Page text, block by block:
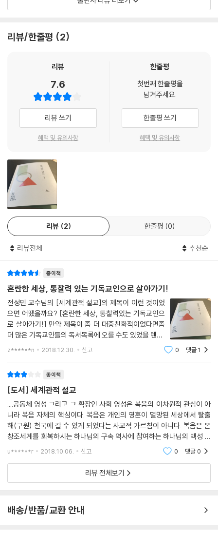
서 번 돈을 다른 사람에게 주어야 한다는 말은 흔쾌히 수긍하기가 어려울
는 것이 우리 시대의 세계관입니다. 그런데 바울은 사람들이 일해서 얻은
않게 균등해야 한다는 만나 경제의 원리를 따라야 한다고 말하고 있습니
웨슬리는 돈지갑이 회개해야 참된 회개라고 말했습니다. 세계관의 변화는
삶의 변화를 가져옵니다. 누군가의 필요는 나의 소유보다 우선합니다. 그
렇기에 내가 땀 흘려 번 돈을 다른 사람의 필요를 채우는 데 사용하는 것,
그것이 예수를 알고 우리의 세계관이 변했다는 가장 뚜렷한 증거일 것입니
우리는 “소박한 밥상”에 대해 진지하게 생각할 필요가 있습니다. 헬렌 니
어링은 『소박한 밥상』에서, 불로 익혀 먹는 화식이 아니라 생식을, 생명을
죽여 만드는 육식이 아니라 채식을, 복잡한 가공 음식이 아니라 신선한 음
식을 먹자고 제안합니다. 이 제안 모두가 무조건 “기독교적”이라고 말하기
는 어렵겠지만, 창조세계를 존중하고 음식이 부족해 어려움당하는 이웃을
생각한다면, 소박한 밥상은 진지하게 고민해 볼 주제입니다. 우리의 밥상
이 떡 다섯 개 물고기 두 마리로도 오천 명을 배불리 먹게 했던 한 어린아이
방의 식탁보다 너무 화려하고 기름지지 않은지 돌아보아야 할 것입니다.
주님이 가르쳐 주신 기도는 “우리”가 함께 일용할 양식을 누리는 것을 구
하고 있기 때문입니다.
_12. 음식: 삶과 몸에 체화된 세계관
삶의 공간과 삶의 방식으로서의 세상을 구별하는 것은 세상과 관련된 그리
스도인의 정체성, 즉 “세상에 있으나 세상에 속하지 않는다”는 말을 이해
하는 데 도움이 된다. 이 말은 성도는 삶의 공간으로서 세상 안에서 살아가
oat)와 물의 관계를 통해 비유적으로 설명할 수 있다. 배다운 배가 되기 위
해서는 물 위에 있어야 한다. 하지만 동시에 그 배 안에는 물이 없어야 한
다. 이것이 배와 물의 가장 바람직한 관계다. 성도의 삶은 세상에서 펼쳐져
야 한다. 그러나 성도의 삶에 세상의 방식이 스며들어서는 안 된다. 그런데
종종 성도의 삶이 마치 물에서 꺼내져 마른 땅 위에 놓인, 그런데 그 안에는
물이 가득 찬 망가진 배와 같은 모습일 때가 있다.2 세상과 떨어져 사는 것
같지만 삶의 방식은 철저히 세상적인 경우가 그렇다. 이 배가 성도가 아니
라 교회여도 이 비유는 여전히 유효하다. 교회는 항상 거룩하고 세상은 항
상 악한 것이 아니다. 세상도 하나님을 향하고 하나님의 방식을 따른다면
거룩하며, 교회도 그 방식이 하나님을 등진다면 얼마든 ‘세상적’일 수 있다.
존 스토트는 자기중심성(self-centeredness)을 죄의 심각한 특성으로
태어나 자라면서 우리는 세상과 인생, 그리고 궁극에 대한 어떤 시각을 지
기의 목적은 은혜를 받는 거지 그런 게 아냐’라고 생각하는 사람도 있을 거
통만 잊게 하는 진통제와 다를 바 없기 때문에, 성경읽기를 통한 세계관의
변화를 포기해서는 안 된다. 바른 성경읽기는 “우리는 누구인가? 우리는
어디에서 왔는가? 삶의 목적은 무엇인가?”에 대해 지금까지 가지고 있던
대답을 뿌리부터 다시 점검하게 한다. 따라서 우리는 성경을 곪아 가는 상
처의 고통만 덮는 약으로 먹을지, 아니면 세상을 이해하고 바라보고 살아
그러다 보니 세계관을 변화시키는 성경읽기에 대한 관심은 세계관을 변화
시키는 설교(세계관적 설교)로 이어질 수밖에 없다. 그리고 그 관심은 “우
리가 하는/듣는 설교는 얼마나 세계관적인가?” 하는 질문을 불러일으킨
다. 그러면 ‘세계관적 설교’는 무엇일까? 그것은 먼저 성경 본문이 어떤 세
계관을 전제로 기록되었으며 독자들이 어떤 세계관을 가지도록 도전하는
가에 관심을 둔 설교다. 따라서 청중의 세계관 변화(마음과 몸의 참된 돌이
다. 이 책은 그러한 관심과 필요에 의해 쓰였다.
이 책에 실린 글들은 2015년부터 3년간 「묵상과 설교」(성서유니온)에
“세계관과 설교”라는 꼭지로 연재되었던 글이다. 오랫동안 이 주제에 관심
을 가져 온 전성민 교수는, 연재된 글들을 책으로 엮으면서 세계관을 특징
짓는 ‘창조의 복음, 일상의 복음, 공공의 복음’이라는 틀 아래 23가지 주제
를 다루고 있다. 물론 ‘세계관적 설교’라는 제목 때문에 자칫 딱딱하게 느껴
질 수 있다. 하지만 각 주제에 대한 설명뿐 아니라 그에 대한 설교까지 제시
하고 있기 때문에, 설교자들은 물론 설교를 듣는 이들의 세계관에도 도전
일반 성도들도 많이 읽었으면 하는 것이 저자의 바람이다.
“세계관적 설교가 무엇인지, 그 세 가지 특징을 정리해 보았다. 그러나 이
특징들은 사실 모든 설교가 지녀야 할 특징이다. 고대 이스라엘 사람들에
게 일차적으로 주어졌던 창세기 말씀이 현대를 사는 우리에게 강력한 도전
을 줄 수 있는 것은 창세기 1장에 담긴 서술된 세계관과 규범적 세계관을
구별했기 때문이다. 이 둘을 구별하지 못할 때, 하나님이 온 우주를 창조하
셨다는 장엄한 선언을 달이 광명체라고 우기는 난센스로 격하시키고 만다.
여기서 서술적 세계관을 걸러내는 것은 역사적 배경 탐구의 한 측면이며,
본문의 역사적 배경을 살피는 해석은 모든 설교의 기초가 되어야 한다. 또
한 창조를 간과하고 일상성과 공공성을 잃어버려 이원론적이고 사사로워
해를 통해 복음의 일상성과 공공성에 관심을 기울여야 한다. 생각의 단편
리뷰/한줄평 2
리뷰
7.6
리뷰 쓰기
혜택 및 유의사항
한줄평
첫번째 한줄평을
남겨주세요.
한줄평 쓰기
혜택 및 유의사항
리뷰 2 한줄평 0
리뷰전체 추천순
종이책
혼란한 세상, 통찰력 있는 기독교인으로 살아가기!
전성민 교수님의 [세계관적 설교]의 제목이 이런 것이었
으면 어땠을까요? [혼란한 세상, 통찰력있는 기독교인으
로 살아가기!] 만약 제목이 좀 더 대중친화적이었다면좀
더 많은 기독교인들의 독서목록에 오를 수도 있었을 텐데,
목사님이나 신학생들을 타겟으로 삼은듯한 제목이일반
z******n 2018.12.30. 신고 0 댓글1
종이책
[도서] 세계관적 설교
....공동체 영성 그리고 그 확장인 사회 영성은 복음의 이차원적 관심이 아
니라 복음 자체의 핵심이다. 복음은 개인의 영혼이 멸망된 세상에서 탈출
해(구원) 천국에 갈 수 있게 되었다는 사교적 가르침이 아니다. 복음은 온
창조세계를 회복하시는 하나님의 구속 역사에 참여하는 하나님의 백성 공
동체에 우리가 속하게 되었다는, 공동체적 사회적 영성으로 충만한 소식이
u******r 2018.10.06. 신고 0 댓글0
리뷰 전체보기
배송/반품/교환 안내